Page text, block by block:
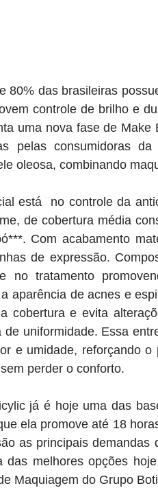
80% das brasileiras
controle de brilho e
uma nova fase de
pelas consumidoras
oleosa, combinando
está  no controle da
de cobertura média
Com acabamento
de expressão.
no tratamento
aparência de acnes e
cobertura e evita
uniformidade. Essa
e umidade, reforçando
perder o conforto.
já é hoje uma das
ela promove até 18
as principais
das melhores opções
Maquiagem do Grupo